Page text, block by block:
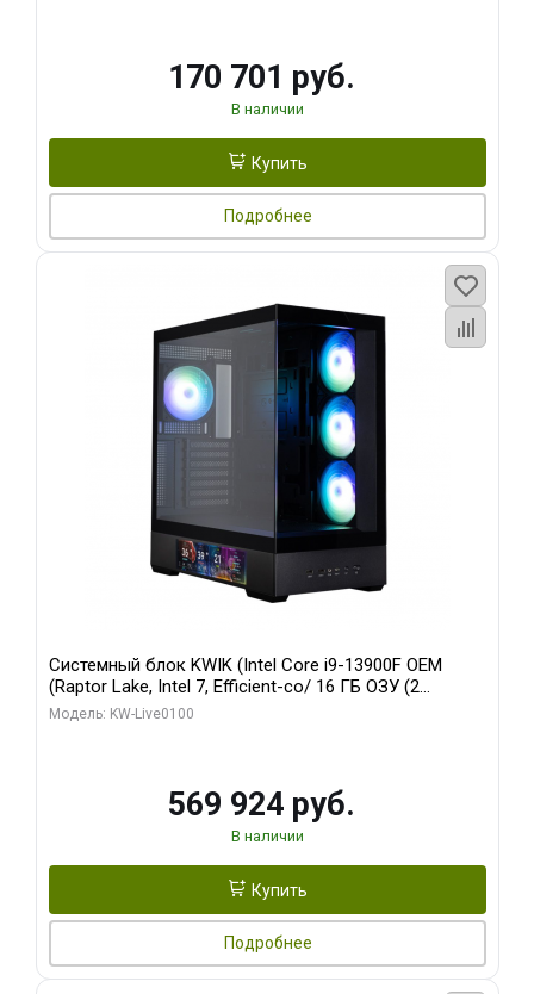
170 701 руб.
В наличии
Купить
Подробнее
Системный блок KWIK (Intel Core i9-13900F OEM
(Raptor Lake, Intel 7, Efficient-co/ 16 ГБ ОЗУ (2
модуля)/ Afox RTX4090 24GB GDDR6X 384-Bit 3xDP
Модель: KW-Live0100
569 924 руб.
В наличии
Купить
Подробнее